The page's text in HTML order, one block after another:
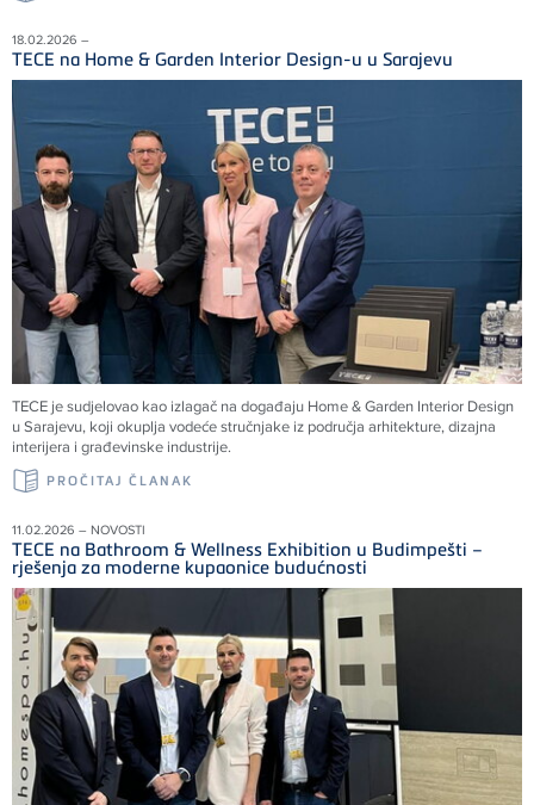
18.02.2026 –
TECE na Home & Garden Interior Design-u u Sarajevu
TECE je sudjelovao kao izlagač na događaju Home & Garden Interior Design
u Sarajevu, koji okuplja vodeće stručnjake iz područja arhitekture, dizajna
interijera i građevinske industrije.
PROČITAJ ČLANAK
11.02.2026 – NOVOSTI
TECE na Bathroom & Wellness Exhibition u Budimpešti –
rješenja za moderne kupaonice budućnosti